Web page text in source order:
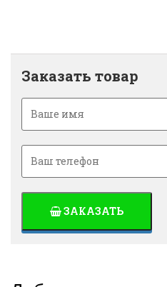
Заказать товар
ЗАКАЗАТЬ